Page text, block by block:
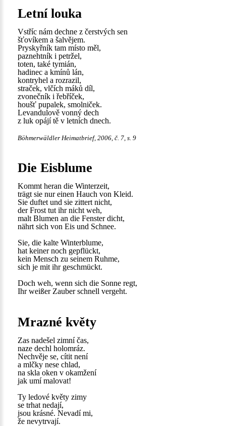
Letní louka
Vstříc nám dechne z čerstvých sen
šťovíkem a šalvějem.
Pryskyřník tam místo měl,
paznehtník i petržel,
toten, také tymián,
hadinec a kmínů lán,
kontryhel a rozrazil,
straček, vlčích máků díl,
zvonečník i řebříček,
houšť pupalek, smolniček.
Levandulově vonný dech
z luk opájí tě v letních dnech.
Böhmerwäldler Heimatbrief, 2006, č. 7, s. 9
Die Eisblume
Kommt heran die Winterzeit,
trägt sie nur einen Hauch von Kleid.
Sie duftet und sie zittert nicht,
der Frost tut ihr nicht weh,
malt Blumen an die Fenster dicht,
nährt sich von Eis und Schnee.
Sie, die kalte Winterblume,
hat keiner noch gepflückt,
kein Mensch zu seinem Ruhme,
sich je mit ihr geschmückt.
Doch weh, wenn sich die Sonne regt,
Ihr weißer Zauber schnell vergeht.
Mrazné květy
Zas nadešel zimní čas,
naze dechl holomráz.
Nechvěje se, cítit není
a mlčky nese chlad,
na skla oken v okamžení
jak umí malovat!
Ty ledové květy zimy
se trhat nedají,
jsou krásné. Nevadí mi,
že nevytrvají.